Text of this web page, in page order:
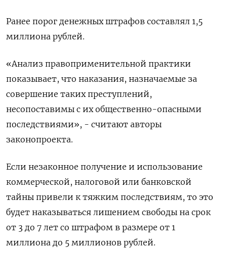
Ранее порог денежных штрафов составлял 1,5
миллиона рублей.
«Анализ правоприменительной практики
показывает, что наказания, назначаемые за
совершение таких преступлений,
несопоставимы с их общественно-опасными
последствиями», - считают авторы
законопроекта.
Если незаконное получение и использование
коммерческой, налоговой или банковской
тайны привели к тяжким последствиям, то это
будет наказываться лишением свободы на срок
от 3 до 7 лет со штрафом в размере от 1
миллиона до 5 миллионов рублей.